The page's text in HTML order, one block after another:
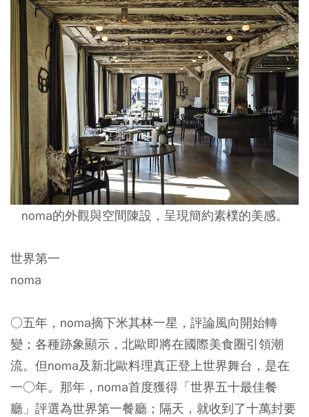
noma的外觀與空間陳設，呈現簡約素樸的美感。
世界第一
noma
○五年，noma摘下米其林一星，評論風向開始轉
變；各種跡象顯示，北歐即將在國際美食圈引領潮
流。但noma及新北歐料理真正登上世界舞台，是在
一○年。那年，noma首度獲得「世界五十最佳餐
廳」評選為世界第一餐廳；隔天，就收到了十萬封要